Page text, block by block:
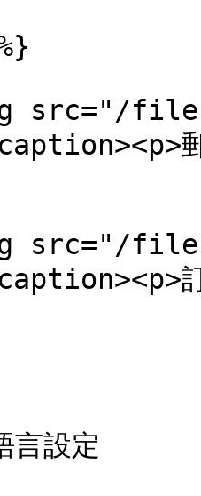
src="/
src="/files/
言設定